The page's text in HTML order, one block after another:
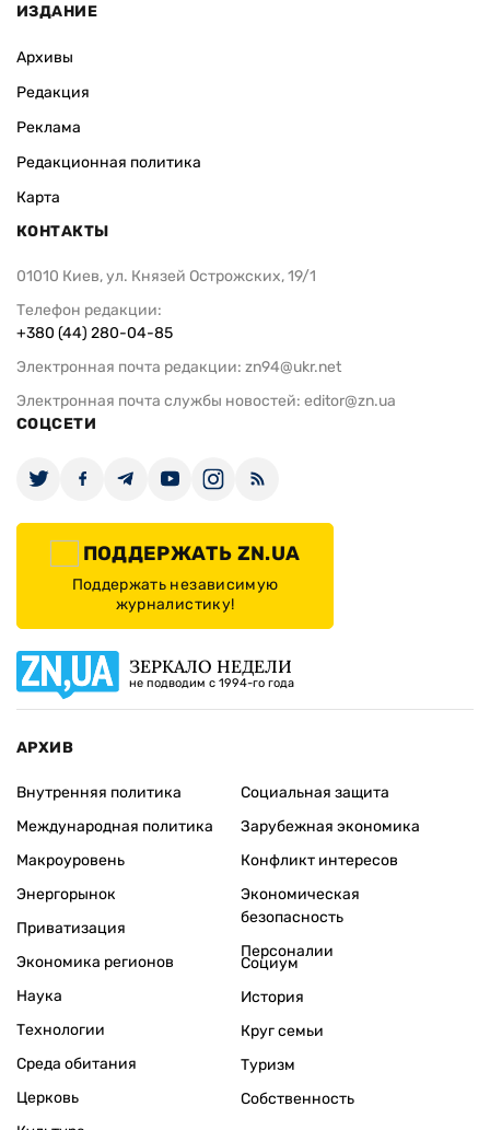
ИЗДАНИЕ
Архивы
Редакция
Реклама
Редакционная политика
Карта
КОНТАКТЫ
01010 Киев, ул. Князей Острожских, 19/1
Телефон редакции:
+380 (44) 280-04-85
Электронная почта редакции: zn94@ukr.net
Электронная почта службы новостей: editor@zn.ua
СОЦСЕТИ
ПОДДЕРЖАТЬ ZN.UA
Поддержать независимую
журналистику!
ЗЕРКАЛО НЕДЕЛИ
не подводим с 1994-го года
АРХИВ
Внутренняя политика
Международная политика
Макроуровень
Энергорынок
Приватизация
Экономика регионов
Социальная защита
Зарубежная экономика
Конфликт интересов
Экономическая
безопасность
Персоналии
Наука
Технологии
Среда обитания
Церковь
Социум
История
Круг семьи
Туризм
Собственность